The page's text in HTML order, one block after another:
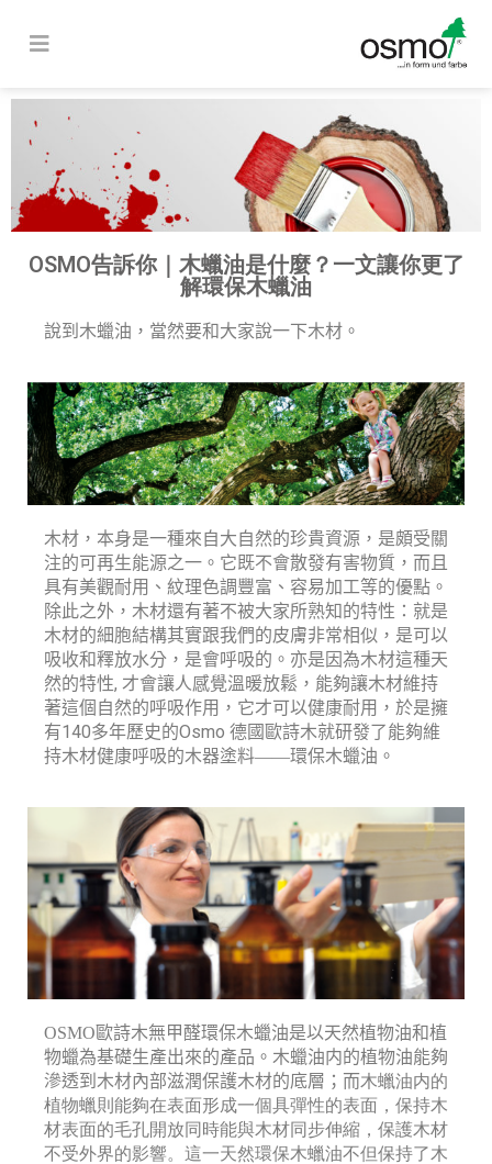
OSMO告訴你｜木蠟油是什麼？一文讓你更了
解環保木蠟油
說到木蠟油，當然要和大家說一下木材。
木材，本身是一種來自大自然的珍貴資源，是頗受關
注的可再生能源之一。它既不會散發有害物質，而且
具有美觀耐用、紋理色調豐富、容易加工等的優點。
除此之外，木材還有著不被大家所熟知的特性：就是
木材的細胞結構其實跟我們的皮膚非常相似，是可以
吸收和釋放水分，是會呼吸的。亦是因為木材這種天
然的特性, 才會讓人感覺溫暖放鬆，能夠讓木材維持
著這個自然的呼吸作用，它才可以健康耐用，於是擁
有140多年歷史的Osmo 德國歐詩木就研發了能夠維
持木材健康呼吸的木器塗料——環保木蠟油。
OSMO歐詩木無甲醛環保木蠟油是以天然植物油和植
物蠟為基礎生產出來的產品。木蠟油内的植物油能夠
滲透到木材內部滋潤保護木材的底層；而木蠟油内的
植物蠟則能夠在表面形成一個具彈性的表面，保持木
材表面的毛孔開放同時能與木材同步伸縮，保護木材
不受外界的影響。這一天然環保木蠟油不但保持了木